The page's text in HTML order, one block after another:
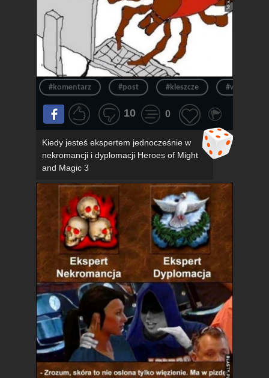
#komentarz #post #kleszcze #wpis
10 0
Kiedy jesteś ekspertem jednocześnie w
nekromancji i dyplomacji Heroes of Might
and Magic 3